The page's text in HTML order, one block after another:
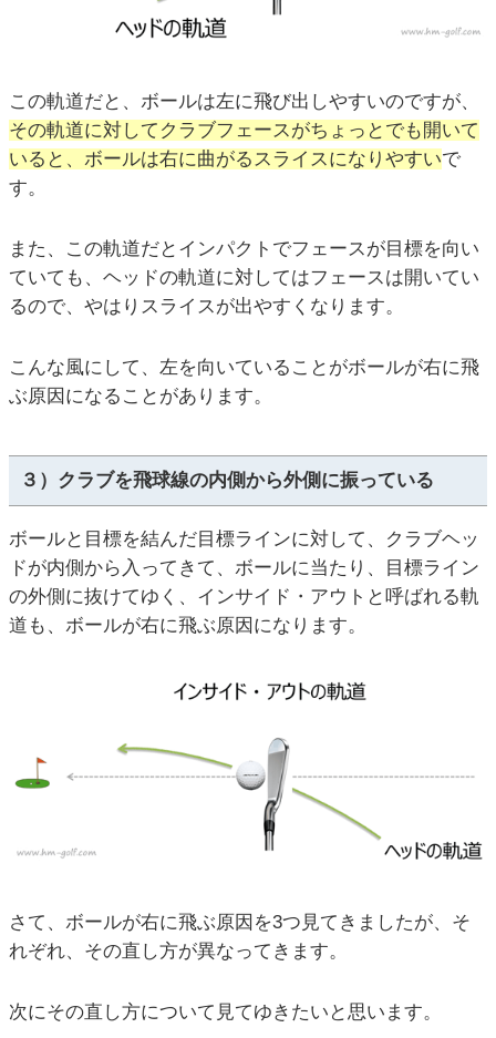
この軌道だと、ボールは左に飛び出しやすいのですが、
その軌道に対してクラブフェースがちょっとでも開いて
いると、ボールは右に曲がるスライスになりやすいで
す。
また、この軌道だとインパクトでフェースが目標を向い
ていても、ヘッドの軌道に対してはフェースは開いてい
るので、やはりスライスが出やすくなります。
こんな風にして、左を向いていることがボールが右に飛
ぶ原因になることがあります。
３）クラブを飛球線の内側から外側に振っている
ボールと目標を結んだ目標ラインに対して、クラブヘッ
ドが内側から入ってきて、ボールに当たり、目標ライン
の外側に抜けてゆく、インサイド・アウトと呼ばれる軌
道も、ボールが右に飛ぶ原因になります。
さて、ボールが右に飛ぶ原因を3つ見てきましたが、そ
れぞれ、その直し方が異なってきます。
次にその直し方について見てゆきたいと思います。